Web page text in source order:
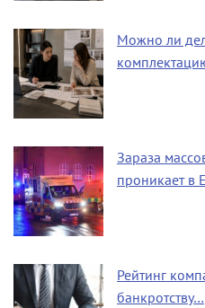
Можно ли
Зараза
проникает в
Рейтинг
банкротству…